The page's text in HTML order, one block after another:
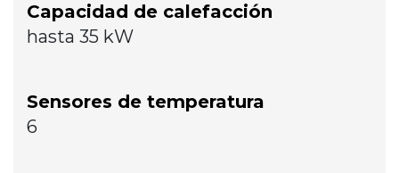
Capacidad de calefacción
hasta 35 kW
Sensores de temperatura
6